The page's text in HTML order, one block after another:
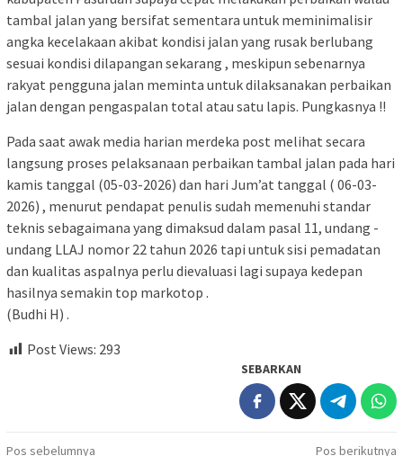
tambal jalan yang bersifat sementara untuk meminimalisir
angka kecelakaan akibat kondisi jalan yang rusak berlubang
sesuai kondisi dilapangan sekarang , meskipun sebenarnya
rakyat pengguna jalan meminta untuk dilaksanakan perbaikan
jalan dengan pengaspalan total atau satu lapis. Pungkasnya !!
Pada saat awak media harian merdeka post melihat secara
langsung proses pelaksanaan perbaikan tambal jalan pada hari
kamis tanggal (05-03-2026) dan hari Jum’at tanggal ( 06-03-
2026) , menurut pendapat penulis sudah memenuhi standar
teknis sebagaimana yang dimaksud dalam pasal 11, undang -
undang LLAJ nomor 22 tahun 2026 tapi untuk sisi pemadatan
dan kualitas aspalnya perlu dievaluasi lagi supaya kedepan
hasilnya semakin top markotop .
(Budhi H) .
Post Views: 293
SEBARKAN
Pos sebelumnya
Pos berikutnya